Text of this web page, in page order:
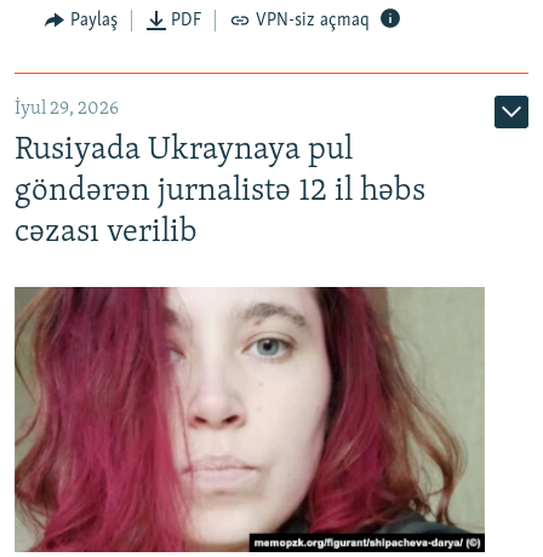
Paylaş PDF VPN-siz açmaq
İyul 29, 2026
Rusiyada Ukraynaya pul
göndərən jurnalistə 12 il həbs
cəzası verilib